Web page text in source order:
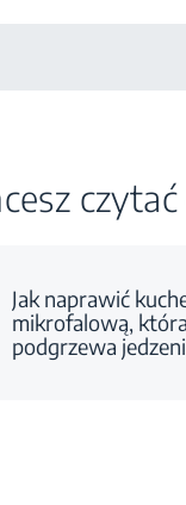
Jak naprawić
mikrofalową,
podgrzewa